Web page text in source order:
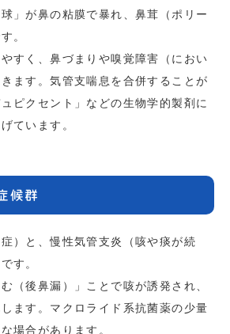
」が鼻の粘膜で暴れ、鼻茸（ポリー
。
すく、鼻づまりや嗅覚障害（におい
ます。気管支喘息を合併することが
ピクセント」などの生物学的製剤に
ています。
候群
）と、慢性気管支炎（咳や痰が続
す。
（後鼻漏）」ことで咳が誘発され、
ます。マクロライド系抗菌薬の少量
場合があります。